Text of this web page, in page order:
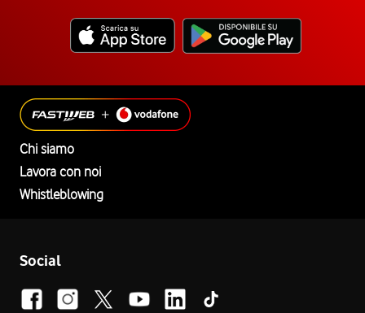
Chi siamo
Lavora con noi
Whistleblowing
Social